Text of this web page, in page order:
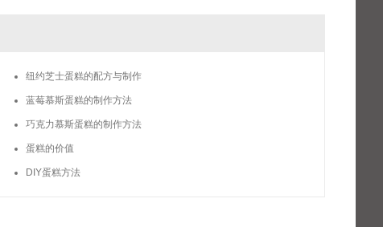
纽约芝士蛋糕的配方与制作
蓝莓慕斯蛋糕的制作方法
巧克力慕斯蛋糕的制作方法
蛋糕的价值
DIY蛋糕方法